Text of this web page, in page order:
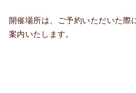
開催場所は、ご予約いただいた際
案内いたします。